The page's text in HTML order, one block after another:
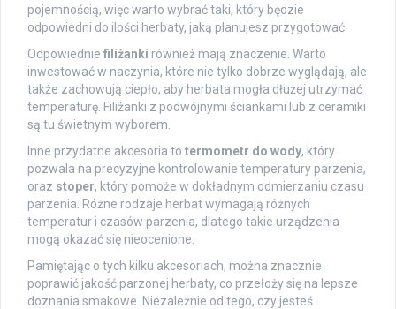
pojemnością, więc warto wybrać taki, który będzie
odpowiedni do ilości herbaty, jaką planujesz przygotować.
Odpowiednie filiżanki również mają znaczenie. Warto
inwestować w naczynia, które nie tylko dobrze wyglądają, ale
także zachowują ciepło, aby herbata mogła dłużej utrzymać
temperaturę. Filiżanki z podwójnymi ściankami lub z ceramiki
są tu świetnym wyborem.
Inne przydatne akcesoria to termometr do wody, który
pozwala na precyzyjne kontrolowanie temperatury parzenia,
oraz stoper, który pomoże w dokładnym odmierzaniu czasu
parzenia. Różne rodzaje herbat wymagają różnych
temperatur i czasów parzenia, dlatego takie urządzenia
mogą okazać się nieocenione.
Pamiętając o tych kilku akcesoriach, można znacznie
poprawić jakość parzonej herbaty, co przełoży się na lepsze
doznania smakowe. Niezależnie od tego, czy jesteś